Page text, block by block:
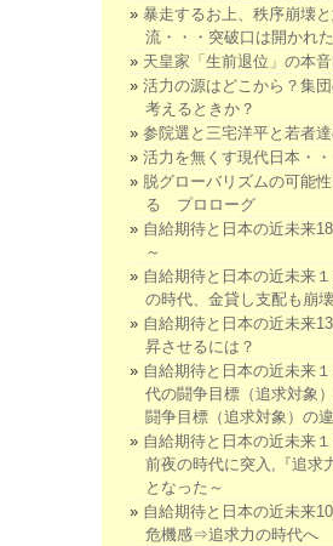
暴走するお上、秩序崩壊
流・・・突破口は開かれた
天皇家「生前退位」の本
活力の源はどこから？集
考えるときか？
参院選と三宅洋平と若者
活力を無くす現代日本・・
脱グローバリズムの可能
る プロローグ
自給期待と日本の近未来
～
自給期待と日本の近未来
の時代、金貸し支配も崩
自給期待と日本の近未来
昇させるには？
自給期待と日本の近未来
代の闘争目標（追求対象
闘争目標（追求対象）の
自給期待と日本の近未来
前夜の時代に突入,『追求
となった～
自給期待と日本の近未来
危機感⇒追求力の時代へ